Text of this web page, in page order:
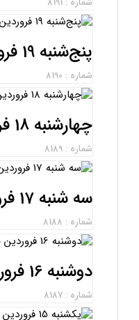
پنج‌شنبه 19 فروردین 1400
شماره : 8190
چهارشنبه 18 فروردین 1400
شماره : 8189
سه شنبه 17 فروردین 1400
شماره : 8188
دوشنبه 16 فروردین 1400
شماره : 8187